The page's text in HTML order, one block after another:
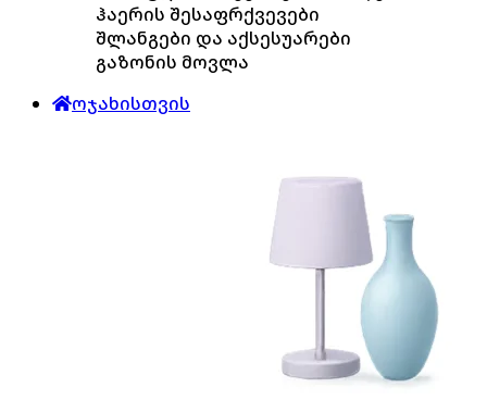
ჰაერის შესაფრქვევები
შლანგები და აქსესუარები
გაზონის მოვლა
ოჯახისთვის